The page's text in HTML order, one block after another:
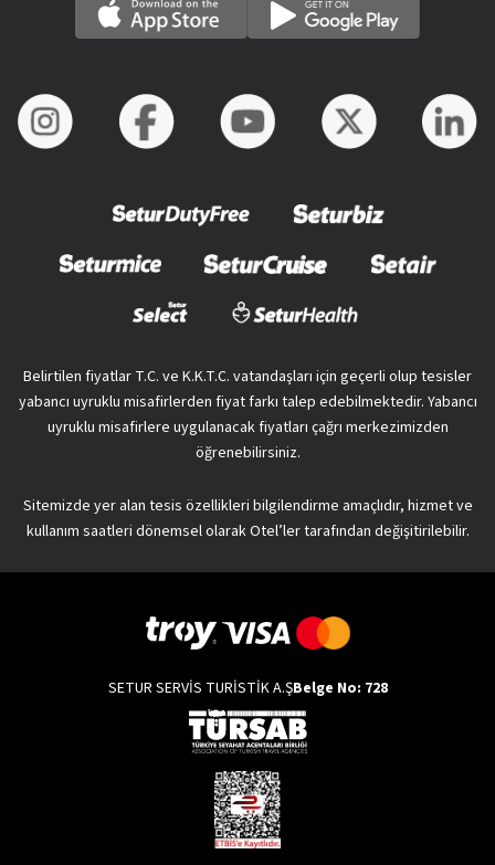
Belirtilen fiyatlar T.C. ve K.K.T.C. vatandaşları için geçerli olup tesisler
yabancı uyruklu misafirlerden fiyat farkı talep edebilmektedir. Yabancı
uyruklu misafirlere uygulanacak fiyatları çağrı merkezimizden
öğrenebilirsiniz.
Sitemizde yer alan tesis özellikleri bilgilendirme amaçlıdır, hizmet ve
kullanım saatleri dönemsel olarak Otel’ler tarafından değişitirilebilir.
SETUR SERVİS TURİSTİK A.ŞBelge No: 728